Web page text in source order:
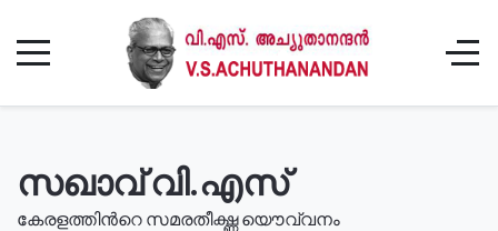
സഖാവ് വി.എസ്
കേരളത്തിൻറെ സമരതീക്ഷ്ണ യൌവ്വനം